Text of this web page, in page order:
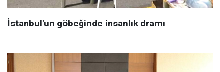
İstanbul'un göbeğinde insanlık dramı